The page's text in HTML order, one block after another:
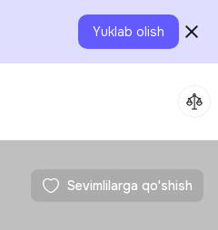
Yuklab olish
Sevimlilarga qo'shish